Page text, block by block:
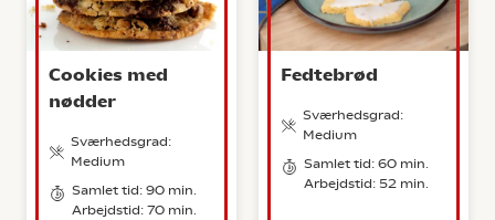
Cookies med
nødder
Sværhedsgrad:
Medium
Samlet tid: 90 min.
Arbejdstid: 70 min.
Fedtebrød
Sværhedsgrad:
Medium
Samlet tid: 60 min.
Arbejdstid: 52 min.